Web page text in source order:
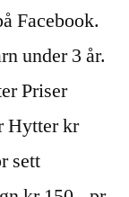
Facebook.
under 3 år.
Priser
Hytter kr
sett